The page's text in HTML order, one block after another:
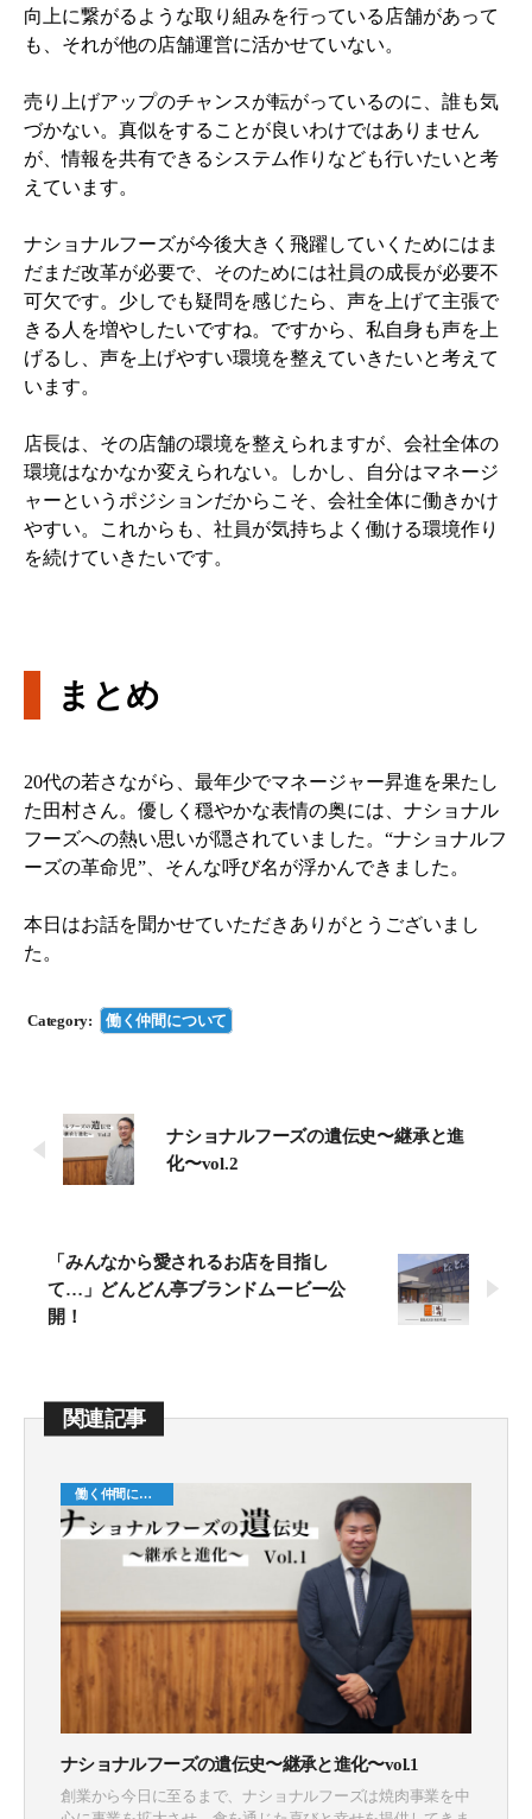
向上に繋がるような取り組みを行っている店舗があって
も、それが他の店舗運営に活かせていない。
売り上げアップのチャンスが転がっているのに、誰も気
づかない。真似をすることが良いわけではありません
が、情報を共有できるシステム作りなども行いたいと考
えています。
ナショナルフーズが今後大きく飛躍していくためにはま
だまだ改革が必要で、そのためには社員の成長が必要不
可欠です。少しでも疑問を感じたら、声を上げて主張で
きる人を増やしたいですね。ですから、私自身も声を上
げるし、声を上げやすい環境を整えていきたいと考えて
います。
店長は、その店舗の環境を整えられますが、会社全体の
環境はなかなか変えられない。しかし、自分はマネージ
ャーというポジションだからこそ、会社全体に働きかけ
やすい。これからも、社員が気持ちよく働ける環境作り
を続けていきたいです。
まとめ
20代の若さながら、最年少でマネージャー昇進を果たし
た田村さん。優しく穏やかな表情の奥には、ナショナル
フーズへの熱い思いが隠されていました。“ナショナルフ
ーズの革命児”、そんな呼び名が浮かんできました。
本日はお話を聞かせていただきありがとうございまし
た。
Category: 働く仲間について
ナショナルフーズの遺伝史〜継承と進
化〜vol.2
「みんなから愛されるお店を目指し
て…」どんどん亭ブランドムービー公
開！
関連記事
働く仲間につ
ナショナルフーズの遺伝史〜継承と進化〜vol.1
創業から今日に至るまで、ナショナルフーズは焼肉事業を中